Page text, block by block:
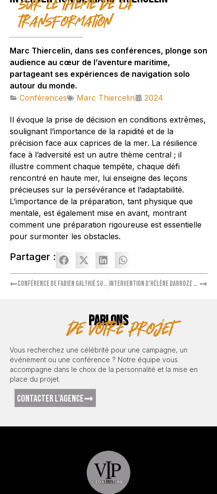
sur le thème de la
transformation
Marc Thiercelin, dans ses conférences, plonge son
audience au cœur de l’aventure maritime,
partageant ses expériences de navigation solo
autour du monde.
Conférences
Marc Thiercelin 2024
Il évoque la prise de décision en conditions extrêmes,
soulignant l’importance de la rapidité et de la
précision face aux caprices de la mer. La résilience
face à l’adversité est un autre thème central ; il
illustre comment chaque tempête, chaque défi
rencontré en haute mer, lui enseigne des leçons
précieuses sur la persévérance et l’adaptabilité.
L’importance de la préparation, tant physique que
mentale, est également mise en avant, montrant
comment une préparation rigoureuse est essentielle
pour surmonter les obstacles.
Partager :
Conférence de Fabien Galthié sur la performance collective Intervention d’Hélène Darroze sur la simplicité
PARLONS
de votre projet
Vous recherchez une célébrité pour une campagne, un
événement ou une conférence ? Notre équipe vous
accompagne dans le choix de la personnalité et la mise en
place du projet.
CONTACTER L'AGENCE